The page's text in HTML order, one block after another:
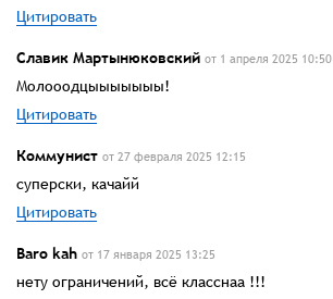
Цитировать
Славик Мартынюковский от 1 апреля 2025 10:50
Молооодцыыыыыыы!
Цитировать
Коммунист от 27 февраля 2025 12:15
суперски, качайй
Цитировать
Baro kah от 17 января 2025 13:25
нету ограничений, всё класснаа !!!